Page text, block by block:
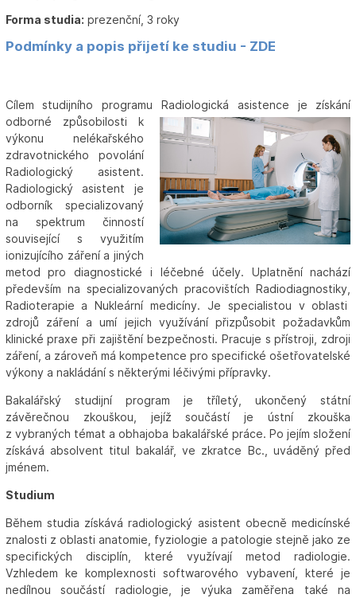
Forma studia: prezenční, 3 roky
Podmínky a popis přijetí ke studiu - ZDE
Cílem studijního programu Radiologická asistence je získání
odborné způsobilosti k
výkonu nelékařského
zdravotnického povolání
Radiologický asistent.
Radiologický asistent je
odborník specializovaný
na spektrum činností
související s využitím
ionizujícího záření a jiných
metod pro diagnostické i léčebné účely. Uplatnění nachází
především na specializovaných pracovištích Radiodiagnostiky,
Radioterapie a Nukleární medicíny. Je specialistou v oblasti
zdrojů záření a umí jejich využívání přizpůsobit požadavkům
klinické praxe při zajištění bezpečnosti. Pracuje s přístroji, zdroji
záření, a zároveň má kompetence pro specifické ošetřovatelské
výkony a nakládání s některými léčivými přípravky.
Bakalářský studijní program je tříletý, ukončený státní
závěrečnou zkouškou, jejíž součástí je ústní zkouška
z vybraných témat a obhajoba bakalářské práce. Po jejím složení
získává absolvent titul bakalář, ve zkratce Bc., uváděný před
jménem.
Studium
Během studia získává radiologický asistent obecně medicínské
znalosti z oblasti anatomie, fyziologie a patologie stejně jako ze
specifických disciplín, které využívají metod radiologie.
Vzhledem ke komplexnosti softwarového vybavení, které je
nedílnou součástí radiologie, je výuka zaměřena také na